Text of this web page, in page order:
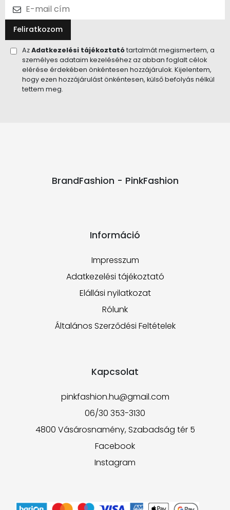
Feliratkozom
AzAdatkezelési tájékoztatótartalmát megismertem, a
személyes adataim kezeléséhez az abban foglalt célok
elérése érdekében önkéntesen hozzájárulok. Kijelentem,
hogy ezen hozzájárulást önkéntesen, külső befolyás nélkül
tettem meg.
BrandFashion - PinkFashion
Információ
Impresszum
Adatkezelési tájékoztató
Elállási nyilatkozat
Rólunk
Általános Szerződési Feltételek
Kapcsolat
pinkfashion.hu@gmail.com
06/30 353-3130
4800 Vásárosnamény, Szabadság tér 5
Facebook
Instagram